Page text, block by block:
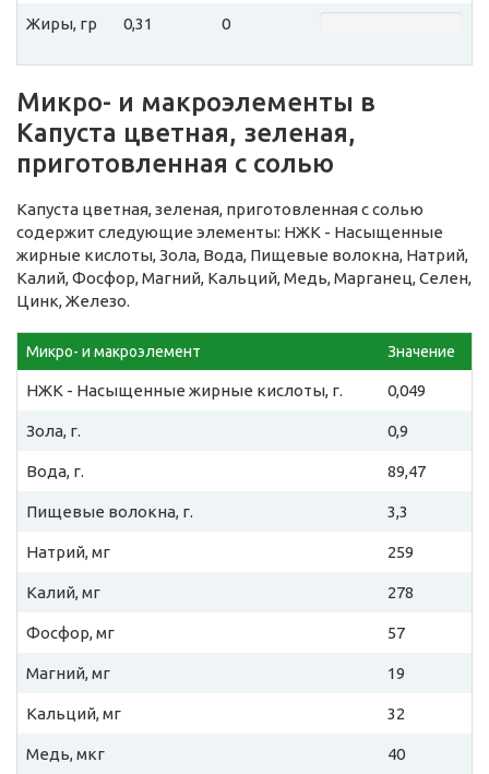
Жиры, гр 0,31 0
Микро- и макроэлементы в
Капуста цветная, зеленая,
приготовленная с солью
Капуста цветная, зеленая, приготовленная с солью
содержит следующие элементы: НЖК - Насыщенные
жирные кислоты, Зола, Вода, Пищевые волокна, Натрий,
Калий, Фосфор, Магний, Кальций, Медь, Марганец, Селен,
Цинк, Железо.
Микро- и макроэлемент Значение
НЖК - Насыщенные жирные кислоты, г. 0,049
Зола, г. 0,9
Вода, г. 89,47
Пищевые волокна, г. 3,3
Натрий, мг 259
Калий, мг 278
Фосфор, мг 57
Магний, мг 19
Кальций, мг 32
Медь, мкг 40